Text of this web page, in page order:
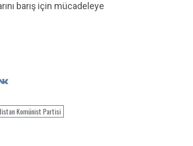
barış için mücadeleye
Komünist Partisi